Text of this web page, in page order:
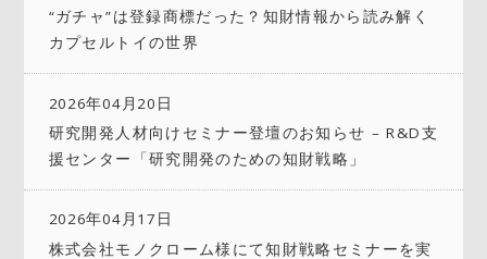
“ガチャ”は登録商標だった？知財情報から読み解く
カプセルトイの世界
2026年04月20日
研究開発人材向けセミナー登壇のお知らせ – R&D支
援センター「研究開発のための知財戦略」
2026年04月17日
株式会社モノクローム様にて知財戦略セミナーを実